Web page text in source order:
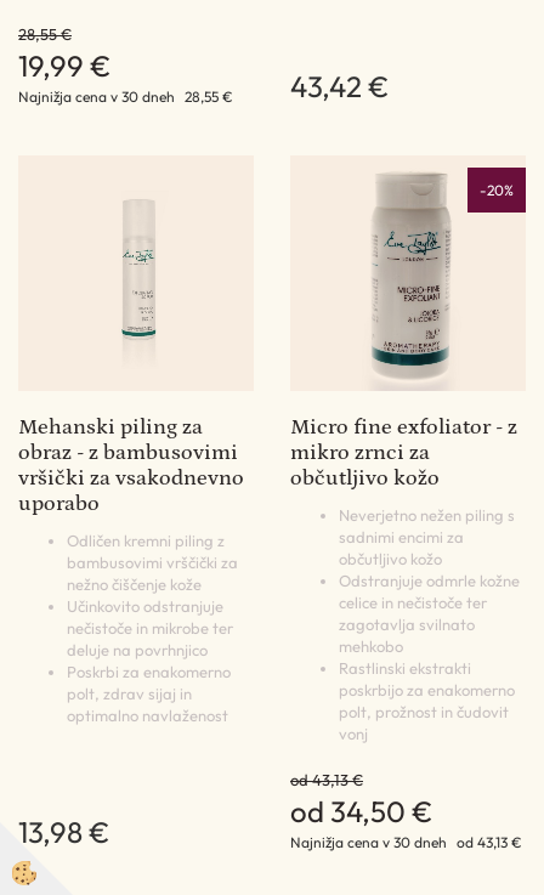
28,55 €
19,99 €
Najnižja cena v 30 dneh 28,55 € 43,42 €
Mehanski piling za
obraz - z bambusovimi
vršički za vsakodnevno
uporabo
Odličen kremni piling z
bambusovimi vrščički za
nežno čiščenje kože
Učinkovito odstranjuje
nečistoče in mikrobe ter
deluje na povrhnjico
Poskrbi za enakomerno
polt, zdrav sijaj in
optimalno navlaženost
13,98 €
-20%
Micro fine exfoliator - z
mikro zrnci za
občutljivo kožo
Neverjetno nežen piling s
sadnimi encimi za
občutljivo kožo
Odstranjuje odmrle kožne
celice in nečistoče ter
zagotavlja svilnato
mehkobo
Rastlinski ekstrakti
poskrbijo za enakomerno
polt, prožnost in čudovit
vonj
od 43,13 €
od 34,50 €
Najnižja cena v 30 dneh od 43,13 €